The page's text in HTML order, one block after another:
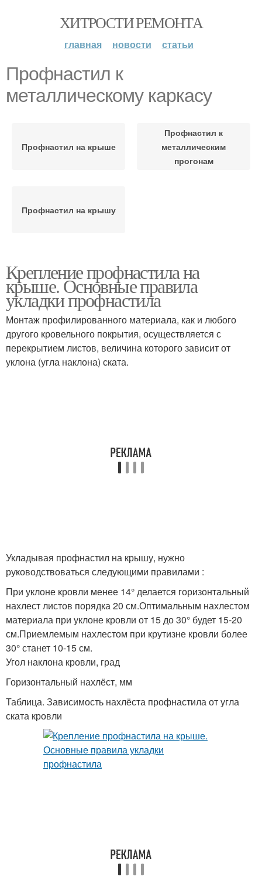
ХИТРОСТИ РЕМОНТА
главная новости статьи
Профнастил к
металлическому каркасу
Профнастил на крыше
Профнастил к
металлическим
прогонам
Профнастил на крышу
Крепление профнастила на
крыше. Основные правила
укладки профнастила
Монтаж профилированного материала, как и любого
другого кровельного покрытия, осуществляется с
перекрытием листов, величина которого зависит от
уклона (угла наклона) ската.
Укладывая профнастил на крышу, нужно
руководствоваться следующими правилами :
При уклоне кровли менее 14° делается горизонтальный
нахлест листов порядка 20 см.Оптимальным нахлестом
материала при уклоне кровли от 15 до 30° будет 15-20
см.Приемлемым нахлестом при крутизне кровли более
30° станет 10-15 см.
Угол наклона кровли, град
Горизонтальный нахлёст, мм
Таблица. Зависимость нахлёста профнастила от угла
ската кровли